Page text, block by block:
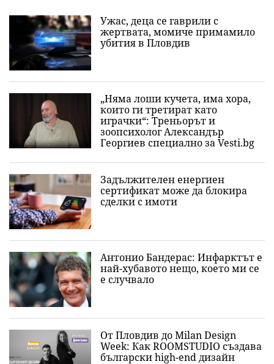
Ужас, деца се гаврили с
жертвата, момиче примамило
убития в Пловдив
„Няма лоши кучета, има хора,
които ги третират като
играчки“: Треньорът и
зоопсихолог Александър
Георгиев специално за Vesti.bg
Задължителен енергиен
сертификат може да блокира
сделки с имоти
Антонио Бандерас: Инфарктът е
най-хубавото нещо, което ми се
е случвало
От Пловдив до Milan Design
Week: Как ROOMSTUDIO създава
български high-end дизайн